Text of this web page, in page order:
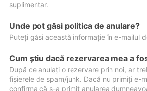
suplimentar.
Unde pot găsi politica de anulare?
Puteți găsi această informație în e-mailul
Cum ştiu dacă rezervarea mea a
După ce anulați o rezervare prin noi, ar
fișierele de spam/junk. Dacă nu primiți e-
confirma că s-a primit anularea